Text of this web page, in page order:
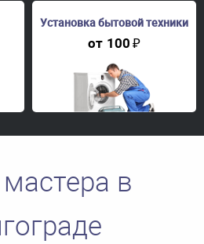
Установка бытовой техники
от 100₽
в